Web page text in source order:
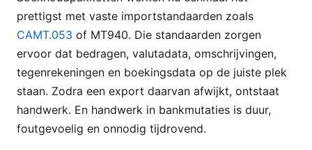
prettigst met vaste importstandaarden zoals
CAMT.053 of MT940. Die standaarden zorgen
ervoor dat bedragen, valutadata, omschrijvingen,
tegenrekeningen en boekingsdata op de juiste plek
staan. Zodra een export daarvan afwijkt, ontstaat
handwerk. En handwerk in bankmutaties is duur,
foutgevoelig en onnodig tijdrovend.